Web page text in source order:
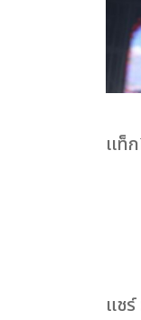
เเท็
แชร์